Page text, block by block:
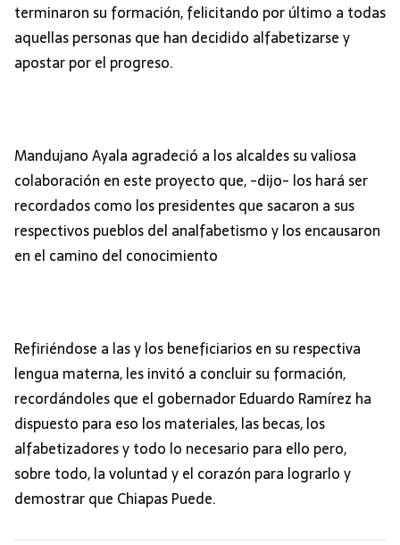
terminaron su formación, felicitando por último a todas
aquellas personas que han decidido alfabetizarse y
apostar por el progreso.
Mandujano Ayala agradeció a los alcaldes su valiosa
colaboración en este proyecto que, -dijo- los hará ser
recordados como los presidentes que sacaron a sus
respectivos pueblos del analfabetismo y los encausaron
en el camino del conocimiento
Refiriéndose a las y los beneficiarios en su respectiva
lengua materna, les invitó a concluir su formación,
recordándoles que el gobernador Eduardo Ramírez ha
dispuesto para eso los materiales, las becas, los
alfabetizadores y todo lo necesario para ello pero,
sobre todo, la voluntad y el corazón para lograrlo y
demostrar que Chiapas Puede.